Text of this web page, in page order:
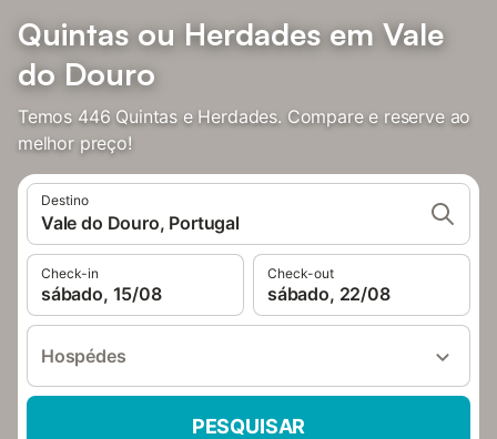
Quintas ou Herdades em Vale
do Douro
Temos 446 Quintas e Herdades. Compare e reserve ao
melhor preço!
Destino
Vale do Douro, Portugal
Check-in
sábado, 15/08
Check-out
sábado, 22/08
Hospédes
PESQUISAR